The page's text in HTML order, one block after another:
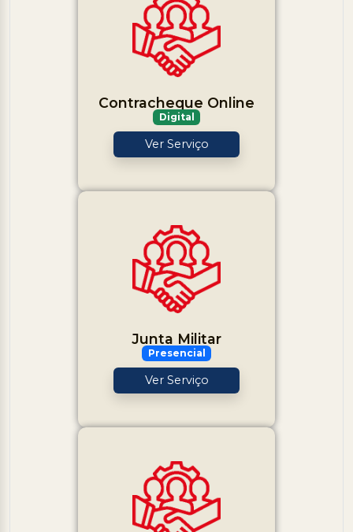
Contracheque Online
Digital
Ver Serviço
Junta Militar
Presencial
Ver Serviço